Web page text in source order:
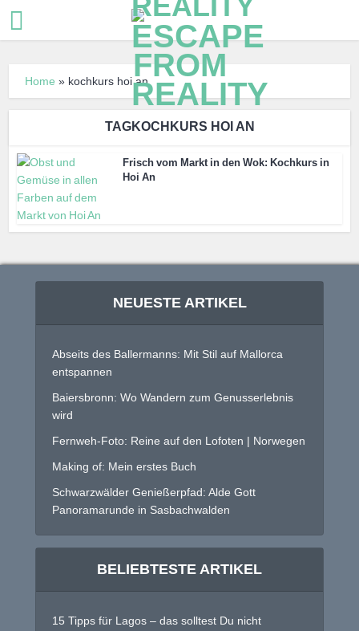
Home » kochkurs hoi an
TAGKOCHKURS HOI AN
Frisch vom Markt in den Wok: Kochkurs in
Hoi An
NEUESTE ARTIKEL
Abseits des Ballermanns: Mit Stil auf Mallorca
entspannen
Baiersbronn: Wo Wandern zum Genusserlebnis
wird
Fernweh-Foto: Reine auf den Lofoten | Norwegen
Making of: Mein erstes Buch
Schwarzwälder Genießerpfad: Alde Gott
Panoramarunde in Sasbachwalden
BELIEBTESTE ARTIKEL
15 Tipps für Lagos – das solltest Du nicht